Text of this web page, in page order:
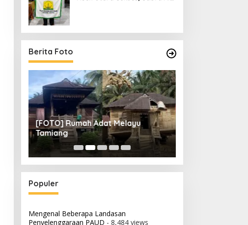
Berita Foto
[FOTO] Rumah Adat Melayu
Tamiang
Populer
Mengenal Beberapa Landasan
Penyelenggaraan PAUD - 8,484 views